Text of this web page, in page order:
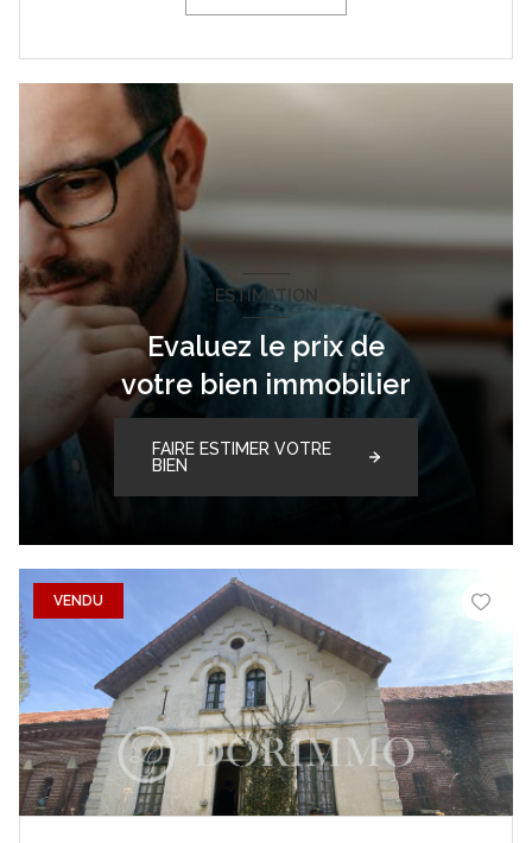
ESTIMATION
Evaluez le prix de
votre bien immobilier
FAIRE ESTIMER VOTRE
BIEN
VENDU